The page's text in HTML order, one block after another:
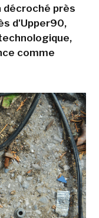
décroché près
d'Upper90,
comme